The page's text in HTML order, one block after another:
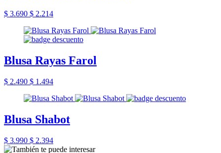
$ 3.690 $ 2.214
Blusa Rayas Farol
$ 2.490 $ 1.494
Blusa Shabot
$ 3.990 $ 2.394